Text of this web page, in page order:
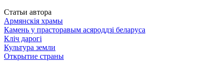
Статьи автора
Армянскія храмы
Камень у прасторавым асяроддзі беларуса
Кліч дарогі
Культура земли
Открытие страны